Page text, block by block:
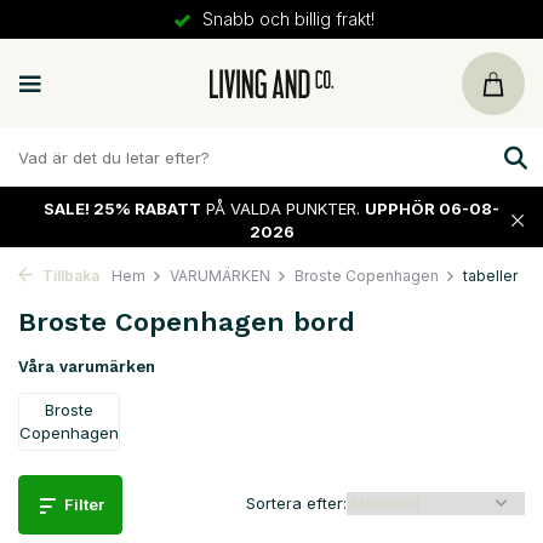
30 dagarsretur
SALE! 25% RABATT PÅ VALDA PUNKTER. UPPHÖR 06-08-
2026
Tillbaka Hem VARUMÄRKEN Broste Copenhagen tabeller
Broste Copenhagen bord
Våra varumärken
Broste
Copenhagen
Filter Sortera efter: